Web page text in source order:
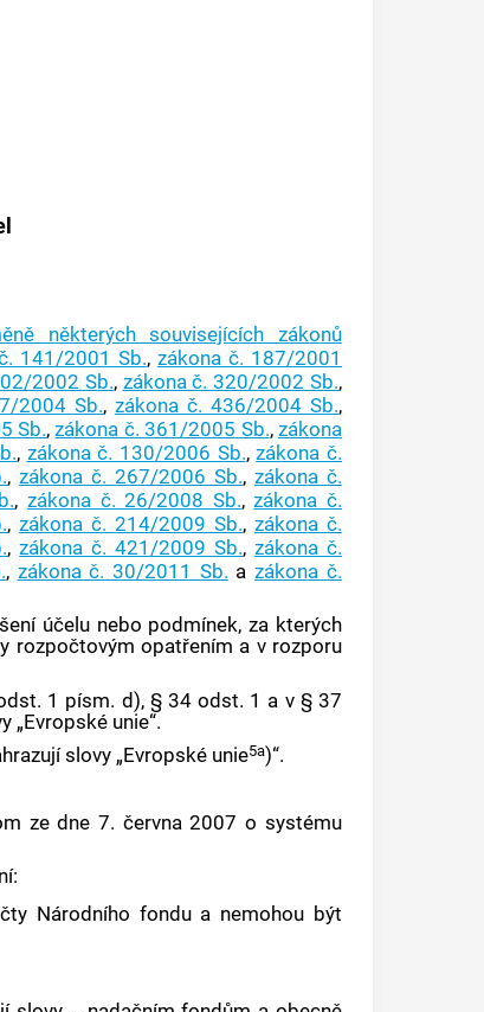
některých souvisejících zákonů
141/2001 Sb., zákona č. 187/2001
2002 Sb., zákona č. 320/2002 Sb.,
2004 Sb.,zákona č. 436/2004 Sb.,
Sb.,zákona č. 361/2005 Sb., zákona
, zákona č. 130/2006 Sb.,zákona č.
,zákona č. 267/2006 Sb., zákona č.
, zákona č. 26/2008 Sb.,zákona č.
,zákona č. 214/2009 Sb., zákona č.
,zákona č. 421/2009 Sb., zákona č.
, zákona č. 30/2011 Sb. azákona č.
účelu nebo podmínek, za kterých
rozpočtovým opatřením a v rozporu
1 písm. d), § 34 odst. 1 a v § 37
„Evropské unie“.
slovy „Evropské unie5a)“.
ze dne 7. června 2007 o systému
Národního fondu a nemohou být